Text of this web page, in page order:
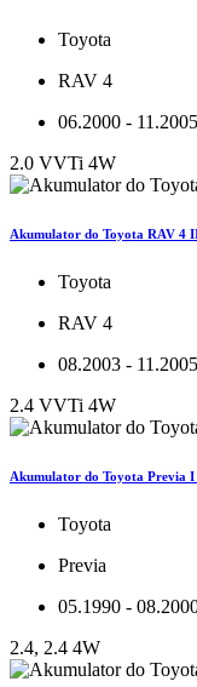
Toyota
RAV 4
06.2000 - 11.2005
2.0 VVTi 4W
Akumulator do Toyota RAV 4
Toyota
RAV 4
08.2003 - 11.2005
2.4 VVTi 4W
Akumulator do Toyota Previa I
Toyota
Previa
05.1990 -
2.4, 2.4 4W